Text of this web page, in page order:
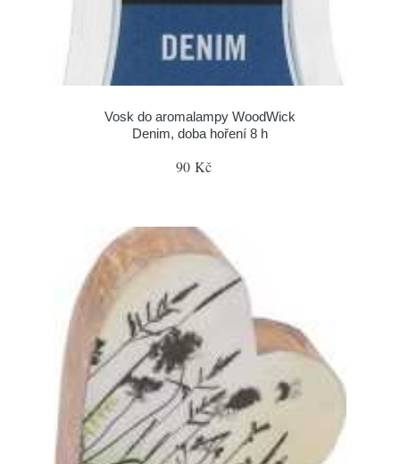
Vosk do aromalampy WoodWick
Denim, doba hoření 8 h
90 Kč